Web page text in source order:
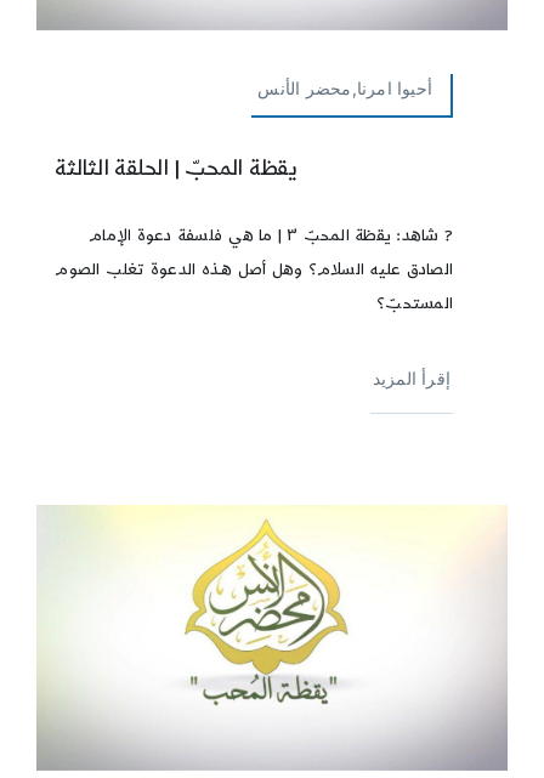
أحيوا امرنا,محضر الأنس
يقظة المحبّ | الحلقة الثالثة
? شاهد: يقظة المحبّ ٣ | ما هي فلسفة دعوة الإمام
الصادق عليه السلام؟ وهل أصل هـذه الدعوة تغلب الصوم
المستحبّ؟
إقرأ المزيد